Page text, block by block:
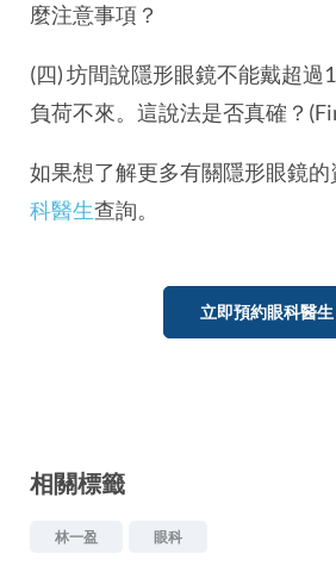
麼注意事項？
(四) 坊間說隱形眼鏡不能戴超過
負荷不來。這說法是否真確？
如果想了解更多有關隱形眼鏡
科醫生查詢。
立即預約眼科醫生
相關標籤
林一盈 眼科